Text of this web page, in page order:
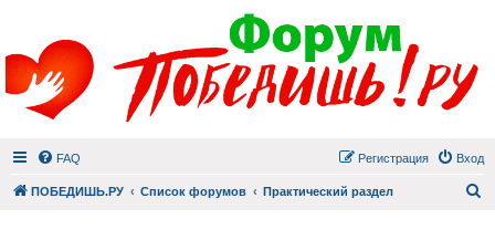
FAQ Вход
Регистрация
ПОБЕДИШЬ.РУ Список форумов Практический раздел